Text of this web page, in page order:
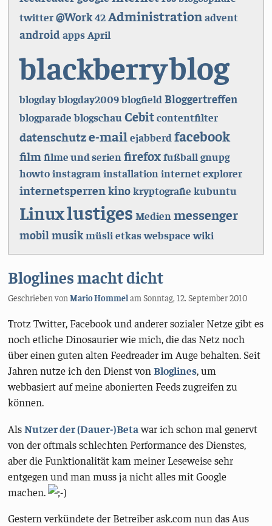
twitter@Work42Administrationadvent
androidappsApril
blackberryblog
blogdayblogday2009blogfield Bloggertreffen
blogparade blogschauCebitcontentfilter
datenschutze-mail ejabberd facebook
film filme und serien firefoxfußball gnupg
howtoinstagram installation internet explorer
internetsperren kinokryptografie kubuntu
Linuxlustiges Medien messenger
mobil musikmüsli etkaswebspace wiki
Bloglines macht dicht
Geschrieben vonMario HommelamSonntag, 12. September 2010
Trotz Twitter, Facebook und anderer sozialer Netze gibt es
noch etliche Dinosaurier wie mich, die das Netz noch
über einen guten alten Feedreader im Auge behalten. Seit
Jahren nutze ich den Dienst vonBloglines, um
webbasiert auf meine abonierten Feeds zugreifen zu
können.
AlsNutzer der (Dauer-)Betawar ich schon mal genervt
von der oftmals schlechten Performance des Dienstes,
aber die Funktionalität kam meiner Leseweise sehr
entgegen und man muss ja nicht alles mit Google
machen.
Gestern verkündete der Betreiber ask.com nun das Aus